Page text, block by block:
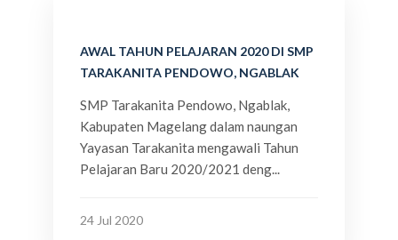
AWAL TAHUN PELAJARAN 2020 DI SMP
TARAKANITA PENDOWO, NGABLAK
SMP Tarakanita Pendowo, Ngablak,
Kabupaten Magelang dalam naungan
Yayasan Tarakanita mengawali Tahun
Pelajaran Baru 2020/2021 deng...
24 Jul 2020